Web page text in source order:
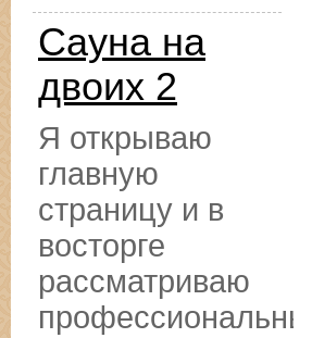
Сауна на
двоих 2
Я открываю
главную
страницу и в
восторге
рассматриваю
профессиональные